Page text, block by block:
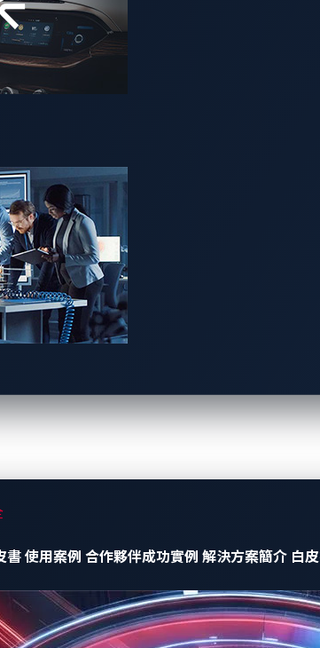
書 使用案例 合作夥伴成功實例 解決方案簡介 白
CRA)》 已於 2024 年 12 月 10 日正式生效，為
全要求。這些要求涵蓋產品整個生命週期—從設
效，留給汽車產業準備的時間有限。
的重要性
新管理系統）等法規的要求，其中部分規定的
改裝、維修、保養、配件、升級以及其他增值服
續監控漏洞與威脅。若發現漏洞遭到利用，必須在
達 1,500 萬歐元或全球年收入 2.5% 的罰款（
原則等，將受到處罰。
重大挑戰：